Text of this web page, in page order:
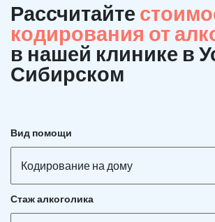
Рассчитайте
кодирования от
в нашей клинике в
Сибирском
Вид помощи
Кодирование на дому
Стаж алкоголика